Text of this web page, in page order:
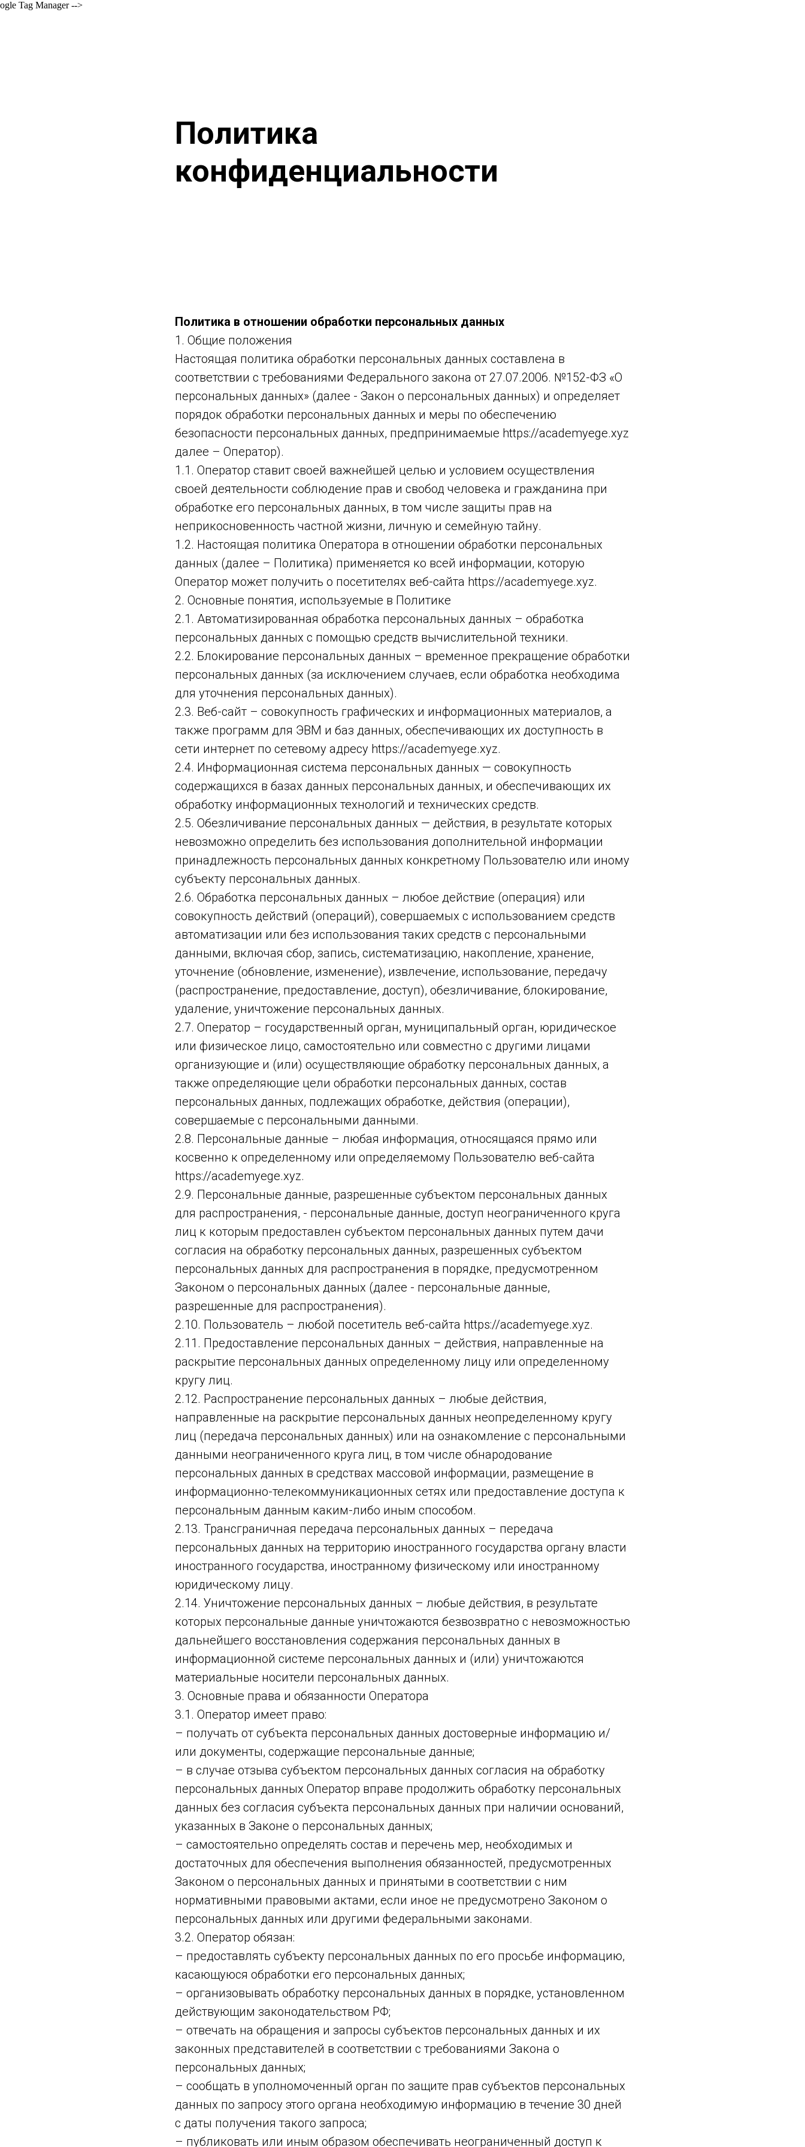
ogle Tag Manager -->
Политика
конфиденциальности
Политика в отношении обработки персональных данных
1. Общие положения
Настоящая политика обработки персональных данных составлена в
соответствии с требованиями Федерального закона от 27.07.2006. №152-ФЗ «О
персональных данных» (далее - Закон о персональных данных) и определяет
порядок обработки персональных данных и меры по обеспечению
безопасности персональных данных, предпринимаемые https://academyege.xyz
далее – Оператор).
1.1. Оператор ставит своей важнейшей целью и условием осуществления
своей деятельности соблюдение прав и свобод человека и гражданина при
обработке его персональных данных, в том числе защиты прав на
неприкосновенность частной жизни, личную и семейную тайну.
1.2. Настоящая политика Оператора в отношении обработки персональных
данных (далее – Политика) применяется ко всей информации, которую
Оператор может получить о посетителях веб-сайта https://academyege.xyz.
2. Основные понятия, используемые в Политике
2.1. Автоматизированная обработка персональных данных – обработка
персональных данных с помощью средств вычислительной техники.
2.2. Блокирование персональных данных – временное прекращение обработки
персональных данных (за исключением случаев, если обработка необходима
для уточнения персональных данных).
2.3. Веб-сайт – совокупность графических и информационных материалов, а
также программ для ЭВМ и баз данных, обеспечивающих их доступность в
сети интернет по сетевому адресу https://academyege.xyz.
2.4. Информационная система персональных данных — совокупность
содержащихся в базах данных персональных данных, и обеспечивающих их
обработку информационных технологий и технических средств.
2.5. Обезличивание персональных данных — действия, в результате которых
невозможно определить без использования дополнительной информации
принадлежность персональных данных конкретному Пользователю или иному
субъекту персональных данных.
2.6. Обработка персональных данных – любое действие (операция) или
совокупность действий (операций), совершаемых с использованием средств
автоматизации или без использования таких средств с персональными
данными, включая сбор, запись, систематизацию, накопление, хранение,
уточнение (обновление, изменение), извлечение, использование, передачу
(распространение, предоставление, доступ), обезличивание, блокирование,
удаление, уничтожение персональных данных.
2.7. Оператор – государственный орган, муниципальный орган, юридическое
или физическое лицо, самостоятельно или совместно с другими лицами
организующие и (или) осуществляющие обработку персональных данных, а
также определяющие цели обработки персональных данных, состав
персональных данных, подлежащих обработке, действия (операции),
совершаемые с персональными данными.
2.8. Персональные данные – любая информация, относящаяся прямо или
косвенно к определенному или определяемому Пользователю веб-сайта
https://academyege.xyz.
2.9. Персональные данные, разрешенные субъектом персональных данных
для распространения, - персональные данные, доступ неограниченного круга
лиц к которым предоставлен субъектом персональных данных путем дачи
согласия на обработку персональных данных, разрешенных субъектом
персональных данных для распространения в порядке, предусмотренном
Законом о персональных данных (далее - персональные данные,
разрешенные для распространения).
2.10. Пользователь – любой посетитель веб-сайта https://academyege.xyz.
2.11. Предоставление персональных данных – действия, направленные на
раскрытие персональных данных определенному лицу или определенному
кругу лиц.
2.12. Распространение персональных данных – любые действия,
направленные на раскрытие персональных данных неопределенному кругу
лиц (передача персональных данных) или на ознакомление с персональными
данными неограниченного круга лиц, в том числе обнародование
персональных данных в средствах массовой информации, размещение в
информационно-телекоммуникационных сетях или предоставление доступа к
персональным данным каким-либо иным способом.
2.13. Трансграничная передача персональных данных – передача
персональных данных на территорию иностранного государства органу власти
иностранного государства, иностранному физическому или иностранному
юридическому лицу.
2.14. Уничтожение персональных данных – любые действия, в результате
которых персональные данные уничтожаются безвозвратно с невозможностью
дальнейшего восстановления содержания персональных данных в
информационной системе персональных данных и (или) уничтожаются
материальные носители персональных данных.
3. Основные права и обязанности Оператора
3.1. Оператор имеет право:
– получать от субъекта персональных данных достоверные информацию и/
или документы, содержащие персональные данные;
– в случае отзыва субъектом персональных данных согласия на обработку
персональных данных Оператор вправе продолжить обработку персональных
данных без согласия субъекта персональных данных при наличии оснований,
указанных в Законе о персональных данных;
– самостоятельно определять состав и перечень мер, необходимых и
достаточных для обеспечения выполнения обязанностей, предусмотренных
Законом о персональных данных и принятыми в соответствии с ним
нормативными правовыми актами, если иное не предусмотрено Законом о
персональных данных или другими федеральными законами.
3.2. Оператор обязан:
– предоставлять субъекту персональных данных по его просьбе информацию,
касающуюся обработки его персональных данных;
– организовывать обработку персональных данных в порядке, установленном
действующим законодательством РФ;
– отвечать на обращения и запросы субъектов персональных данных и их
законных представителей в соответствии с требованиями Закона о
персональных данных;
– сообщать в уполномоченный орган по защите прав субъектов персональных
данных по запросу этого органа необходимую информацию в течение 30 дней
с даты получения такого запроса;
– публиковать или иным образом обеспечивать неограниченный доступ к